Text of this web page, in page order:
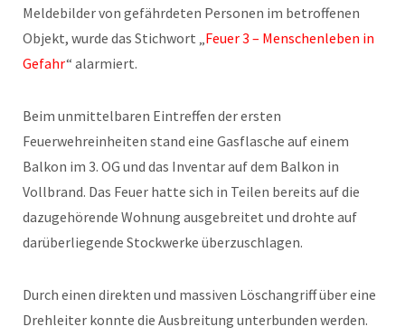
Meldebilder von gefährdeten Personen im betroffenen
Objekt, wurde das Stichwort „Feuer 3 – Menschenleben in
Gefahr“ alarmiert.
Beim unmittelbaren Eintreffen der ersten
Feuerwehreinheiten stand eine Gasflasche auf einem
Balkon im 3. OG und das Inventar auf dem Balkon in
Vollbrand. Das Feuer hatte sich in Teilen bereits auf die
dazugehörende Wohnung ausgebreitet und drohte auf
darüberliegende Stockwerke überzuschlagen.
Durch einen direkten und massiven Löschangriff über eine
Drehleiter konnte die Ausbreitung unterbunden werden.